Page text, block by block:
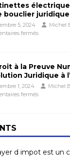
bouclier
5, 2024
Michel
fermés
à la Preuve
Juridique à
1, 2024
Michel
fermés
d impot est un